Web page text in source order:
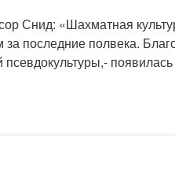
Снид: «Шахматная
последние полвека.